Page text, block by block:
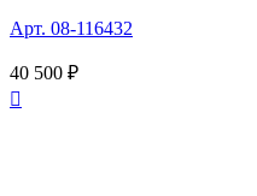
Арт. 08-116432
40 500 ₽
